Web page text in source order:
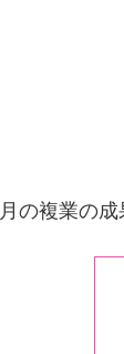
の複業の成